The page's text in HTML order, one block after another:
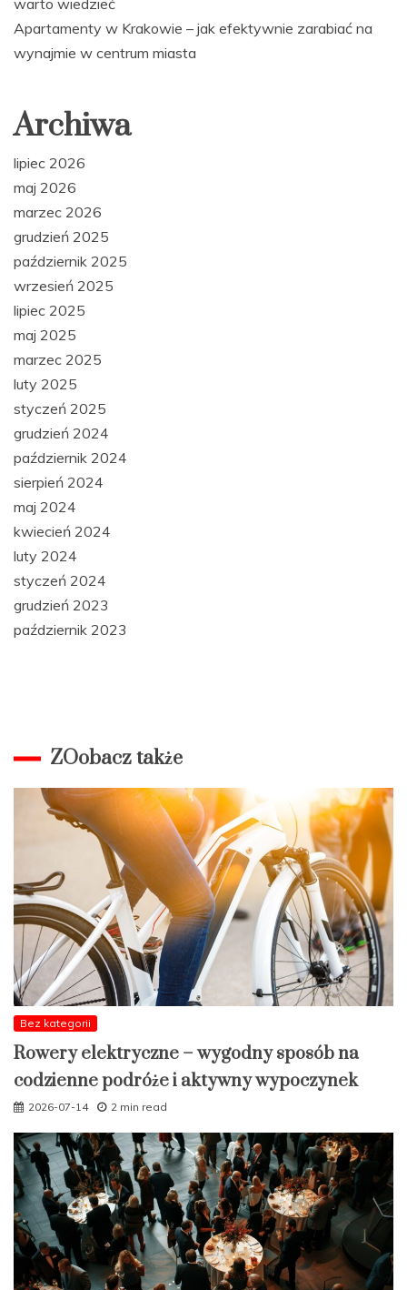
Apartamenty w Krakowie – jak efektywnie zarabiać na
wynajmie w centrum miasta
Archiwa
lipiec 2026
maj 2026
marzec 2026
grudzień 2025
październik 2025
wrzesień 2025
lipiec 2025
maj 2025
marzec 2025
luty 2025
styczeń 2025
grudzień 2024
październik 2024
sierpień 2024
maj 2024
kwiecień 2024
luty 2024
styczeń 2024
grudzień 2023
październik 2023
ZOobacz także
Bez kategorii
Rowery elektryczne – wygodny sposób na
codzienne podróże i aktywny wypoczynek
2026-07-14 2 min read